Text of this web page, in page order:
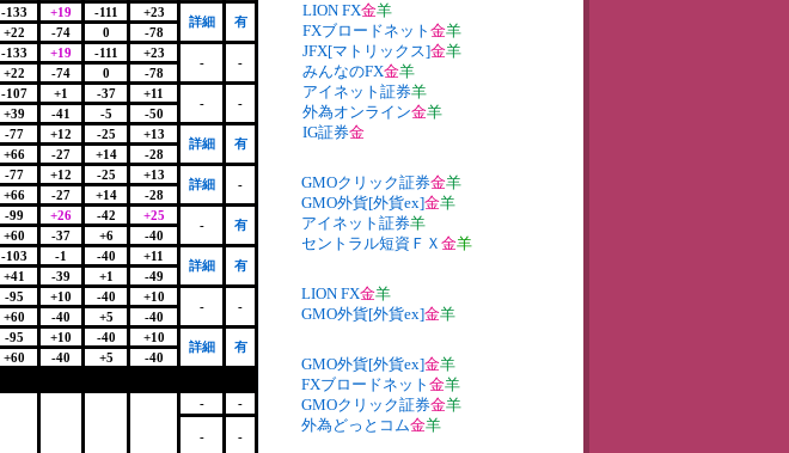
-133 +19 -111 +23
詳細 有
+22 -74 0 -78
-133 +19 -111 +23
- -
+22 -74 0 -78
-107 +1 -37 +11
- -
+39 -41 -5 -50
-77 +12 -25 +13
詳細 有
+66 -27 +14 -28
-77 +12 -25 +13
詳細 -
+66 -27 +14 -28
-99 +26 -42 +25
- 有
+60 -37 +6 -40
-103 -1 -40 +11
詳細 有
+41 -39 +1 -49
-95 +10 -40 +10
- -
+60 -40 +5 -40
-95 +10 -40 +10
詳細 有
+60 -40 +5
-40
-
-
- -
LION FX金羊
FXブロードネット 金羊
JFX[マトリックス]金羊
みんなのFX金羊
アイネット証券羊
外為オンライン金羊
IG証券金
GMOクリック証券金羊
GMO外貨[外貨ex]金羊
アイネット証券羊
セントラル短資ＦＸ 金羊
LION FX金羊
GMO外貨[外貨ex]金羊
GMO外貨[外貨ex]金羊
FXブロードネット 金羊
GMOクリック証券金羊
外為どっとコム金羊